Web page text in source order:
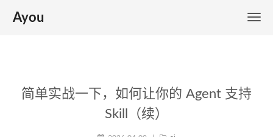
Ayou
简单实战一下，如何让你的 Agent 支持
Skill（续）